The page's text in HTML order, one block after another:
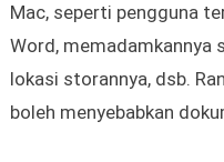
Mac, seperti pengguna
Word, memadamkannya
lokasi storannya, dsb.
boleh menyebabkan